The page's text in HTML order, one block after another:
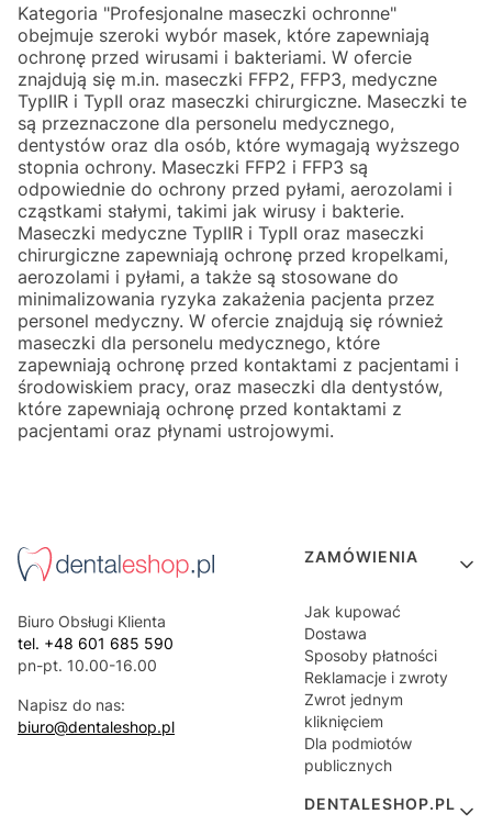
Kategoria "Profesjonalne maseczki ochronne"
obejmuje szeroki wybór masek, które zapewniają
ochronę przed wirusami i bakteriami. W ofercie
znajdują się m.in. maseczki FFP2, FFP3, medyczne
TypIIR i TypII oraz maseczki chirurgiczne. Maseczki te
są przeznaczone dla personelu medycznego,
dentystów oraz dla osób, które wymagają wyższego
stopnia ochrony. Maseczki FFP2 i FFP3 są
odpowiednie do ochrony przed pyłami, aerozolami i
cząstkami stałymi, takimi jak wirusy i bakterie.
Maseczki medyczne TypIIR i TypII oraz maseczki
chirurgiczne zapewniają ochronę przed kropelkami,
aerozolami i pyłami, a także są stosowane do
minimalizowania ryzyka zakażenia pacjenta przez
personel medyczny. W ofercie znajdują się również
maseczki dla personelu medycznego, które
zapewniają ochronę przed kontaktami z pacjentami i
środowiskiem pracy, oraz maseczki dla dentystów,
które zapewniają ochronę przed kontaktami z
pacjentami oraz płynami ustrojowymi.
Biuro Obsługi Klienta
tel. +48 601 685 590
pn-pt. 10.00-16.00
Napisz do nas:
biuro@dentaleshop.pl
Linki w stopce
ZAMÓWIENIA
Jak kupować
Dostawa
Sposoby płatności
Reklamacje i zwroty
Zwrot jednym
kliknięciem
Dla podmiotów
publicznych
DENTALESHOP.PL